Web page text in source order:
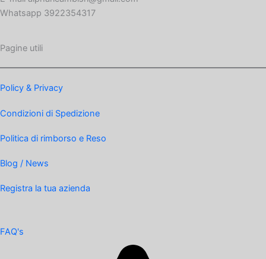
Whatsapp 3922354317
Pagine utili
Policy & Privacy
Condizioni di Spedizione
Politica di rimborso e Reso
Blog / News
Registra la tua azienda
FAQ's